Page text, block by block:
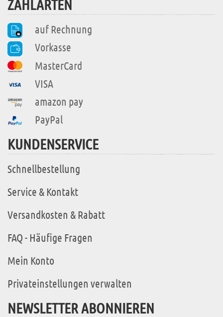
ZAHLARTEN
auf Rechnung
Vorkasse
MasterCard
VISA
amazon pay
PayPal
KUNDENSERVICE
Schnellbestellung
Service & Kontakt
Versandkosten & Rabatt
FAQ - Häufige Fragen
Mein Konto
Privateinstellungen verwalten
NEWSLETTER ABONNIEREN